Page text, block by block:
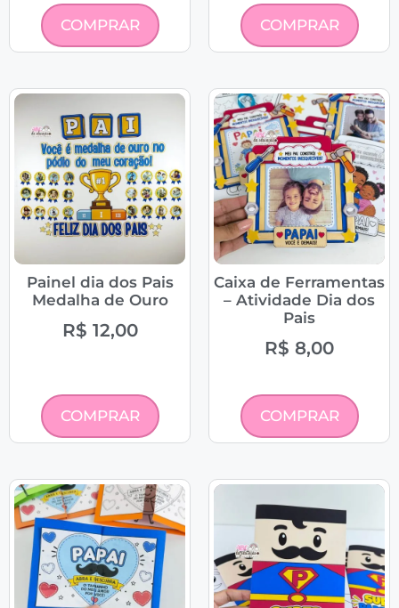
COMPRAR COMPRAR
Painel dia dos Pais
Medalha de Ouro
R$ 12,00
COMPRAR
Caixa de Ferramentas
– Atividade Dia dos
Pais
R$ 8,00
COMPRAR